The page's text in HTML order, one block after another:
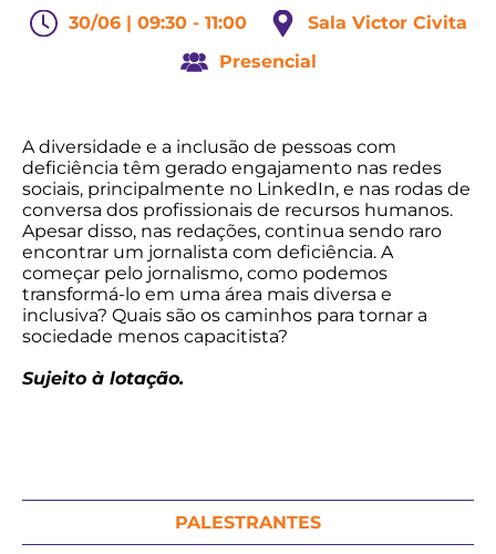
30/06 | 09:30 - 11:00
Sala Victor Civita
Presencial
A diversidade e a inclusão de pessoas com
deficiência têm gerado engajamento nas redes
sociais, principalmente no LinkedIn, e nas rodas de
conversa dos profissionais de recursos humanos.
Apesar disso, nas redações, continua sendo raro
encontrar um jornalista com deficiência. A
começar pelo jornalismo, como podemos
transformá-lo em uma área mais diversa e
inclusiva? Quais são os caminhos para tornar a
sociedade menos capacitista?
Sujeito à lotação.
PALESTRANTES